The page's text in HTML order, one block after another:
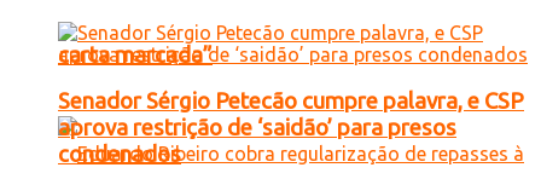
carta marcada”
Senador Sérgio Petecão cumpre palavra, e CSP
aprova restrição de ‘saidão’ para presos
condenados